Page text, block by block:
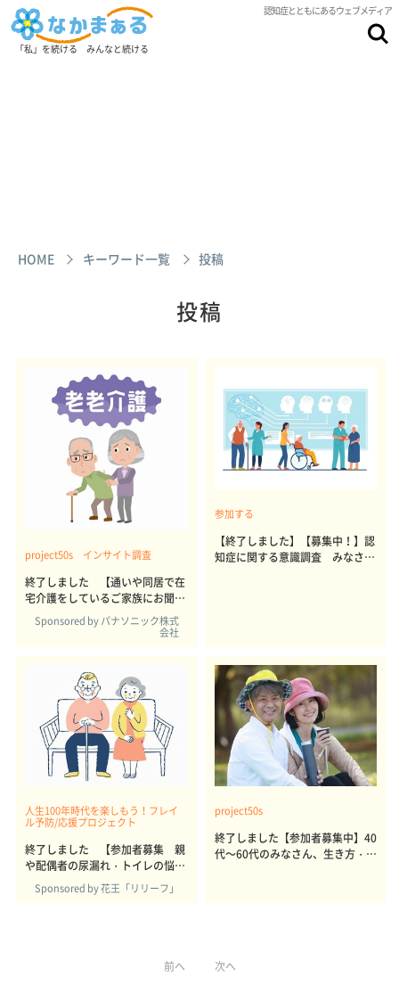
認知症とともにあるウェブメディア
「私」を続ける みんなと続ける
HOME キーワード一覧 投稿
投稿
project50s インサイト調査
終了しました 【通いや同居で在
宅介護をしているご家族にお聞き
します】パナソニック「ジアイー
ノ」に関する意識調査
Sponsored by パナソニック株式
会社
参加する
【終了しました】【募集中！】認
知症に関する意識調査 みなさん
人生100年時代を楽しもう！フレイ
ル予防/応援プロジェクト
終了しました 【参加者募集 親
や配偶者の尿漏れ・トイレの悩み
解決に関する意識調査】
Sponsored by 花王「リリーフ」
project50s
終了しました【参加者募集中】40
代～60代のみなさん、生き方・暮
前へ 次へ